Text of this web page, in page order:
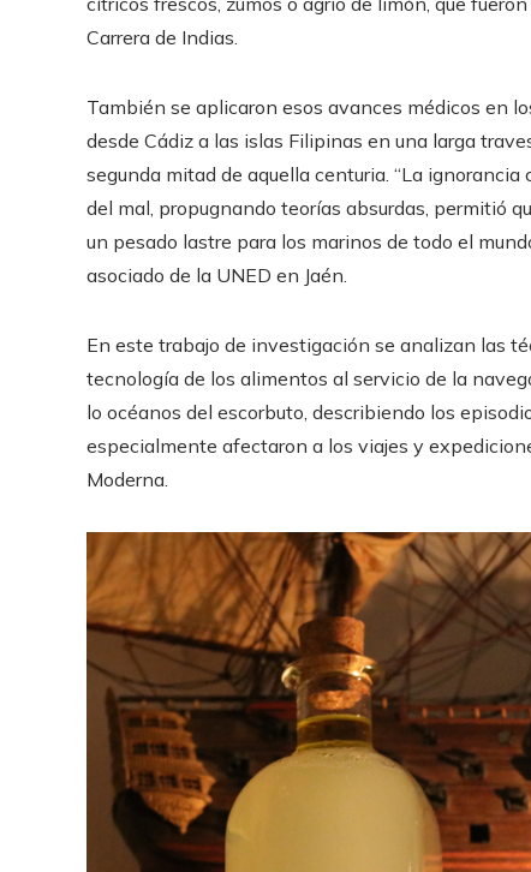
Carrera de Indias.
También se aplicaron esos avances médicos en
desde Cádiz a las islas Filipinas en una larga
segunda mitad de aquella centuria. “La
del mal, propugnando teorías absurdas, permitió
un pesado lastre para los marinos de todo el
asociado de la UNED en Jaén.
En este trabajo de investigación se analizan las
tecnología de los alimentos al servicio de la
lo océanos del escorbuto, describiendo los
especialmente afectaron a los viajes y
Moderna.